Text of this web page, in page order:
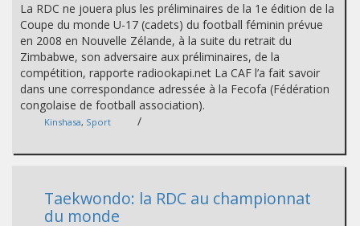
La RDC ne jouera plus les préliminaires de la 1e édition de la
Coupe du monde U-17 (cadets) du football féminin prévue
en 2008 en Nouvelle Zélande, à la suite du retrait du
Zimbabwe, son adversaire aux préliminaires, de la
compétition, rapporte radiookapi.net La CAF l’a fait savoir
dans une correspondance adressée à la Fecofa (Fédération
congolaise de football association).
Kinshasa, Sport /
Taekwondo: la RDC au championnat
du monde